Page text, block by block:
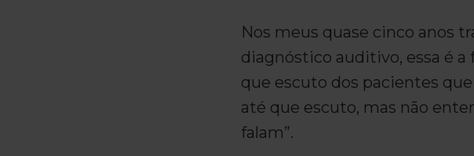
Nos meus quase cinco anos
diagnóstico auditivo, essa é a
que escuto dos pacientes
até que escuto, mas não
falam”.